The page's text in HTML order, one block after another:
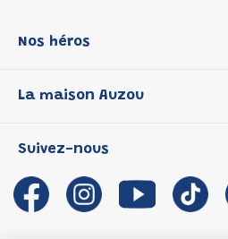
Nos héros
P'tit Loup
Les Influenceuses
Migali
Petite Taupe
La maison Auzou
Notre histoire
Auzou s'engage
Auteurs et illustrateurs Auzou
Suivez-nous